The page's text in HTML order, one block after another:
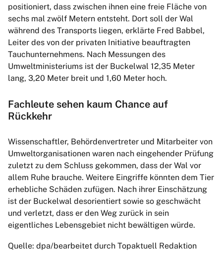
positioniert, dass zwischen ihnen eine freie Fläche von
sechs mal zwölf Metern entsteht. Dort soll der Wal
während des Transports liegen, erklärte Fred Babbel,
Leiter des von der privaten Initiative beauftragten
Tauchunternehmens. Nach Messungen des
Umweltministeriums ist der Buckelwal 12,35 Meter
lang, 3,20 Meter breit und 1,60 Meter hoch.
Fachleute sehen kaum Chance auf
Rückkehr
Wissenschaftler, Behördenvertreter und Mitarbeiter von
Umweltorganisationen waren nach eingehender Prüfung
zuletzt zu dem Schluss gekommen, dass der Wal vor
allem Ruhe brauche. Weitere Eingriffe könnten dem Tier
erhebliche Schäden zufügen. Nach ihrer Einschätzung
ist der Buckelwal desorientiert sowie so geschwächt
und verletzt, dass er den Weg zurück in sein
eigentliches Lebensgebiet nicht bewältigen würde.
Quelle: dpa/bearbeitet durch Topaktuell Redaktion